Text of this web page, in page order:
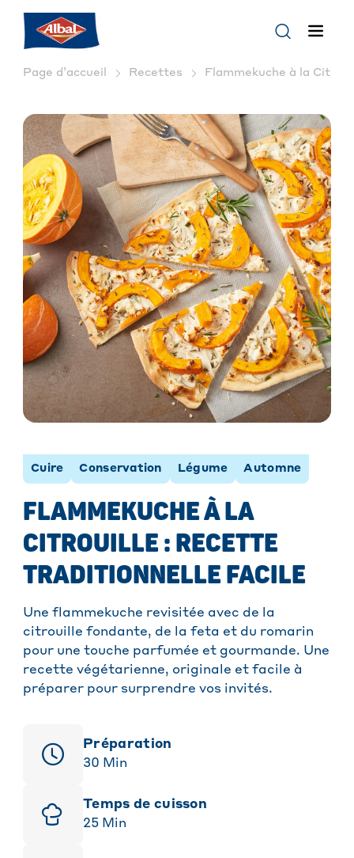
Page d’accueil Recettes Flammekuche à la
Cuire Conservation Légume Automne
FLAMMEKUCHE À LA
CITROUILLE : RECETTE
TRADITIONNELLE FACILE
Une flammekuche revisitée avec de la
citrouille fondante, de la feta et du romarin
pour une touche parfumée et gourmande. Une
recette végétarienne, originale et facile à
préparer pour surprendre vos invités.
Préparation
30 Min
Temps de cuisson
25 Min